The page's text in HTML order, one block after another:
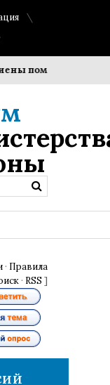
помогает
· Правила
· RSS ]